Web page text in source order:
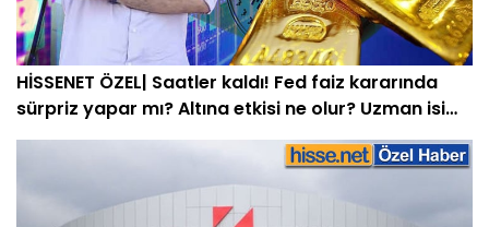
HİSSENET ÖZEL| Saatler kaldı! Fed faiz kararında
sürpriz yapar mı? Altına etkisi ne olur? Uzman isim
açıkladı